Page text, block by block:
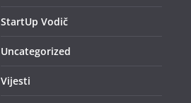
StartUp Vodič
Uncategorized
Vijesti